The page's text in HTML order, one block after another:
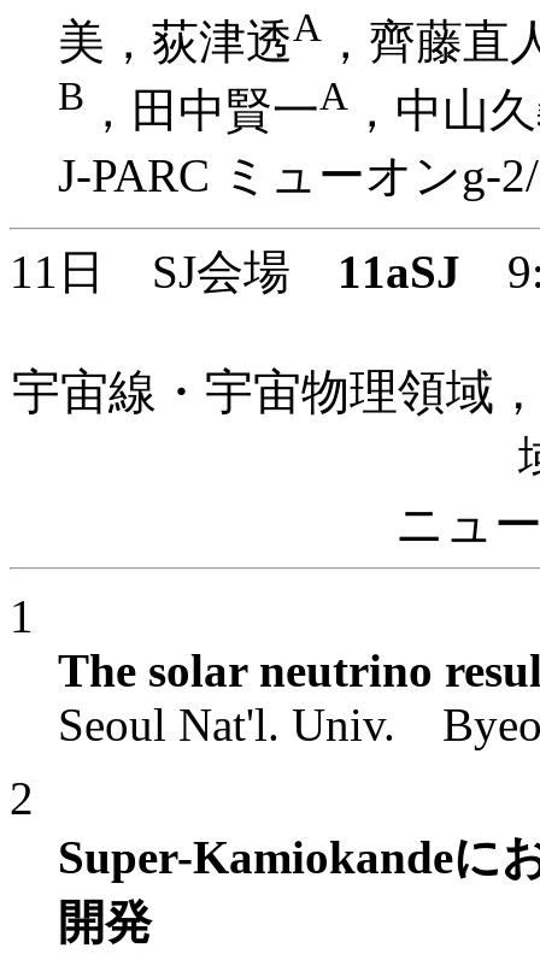
美，荻津透A ，齊藤直
B ，田中賢一A ，中山
J-PARC ミューオンg-
11日 SJ会場 11aSJ
宇宙線・宇宙物理領域
ニュ
1
The solar neutrino
Seoul Nat'l. Univ.
2
Super-Kamiokandeに
開発